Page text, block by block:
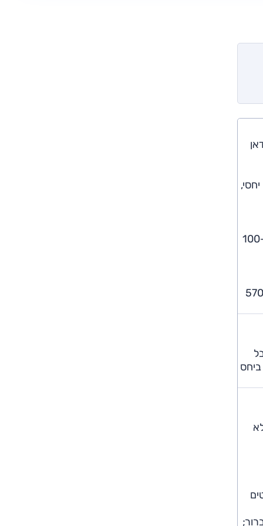
באופן יחסי,
הרכב מוצע בישראל בגרסת מנוע אחת: מנוע חשמלי יחיד המייצר 204 כ"ס ו-34.7 קג"מ וההנעה קדמית. משך ההאצה ל-100
Ora 07 משווקת בארץ עם שתי גרסאות סוללה: לאחת 67 קוט"ש לטווח מוצהר של 440 ק"מ, לשנייה סוללת 86 קוט"ש ל-570
לא